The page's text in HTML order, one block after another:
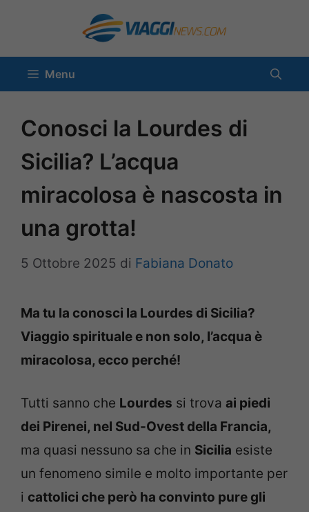
contenuto
Menu
Conosci la Lourdes di
Sicilia? L’acqua
miracolosa è nascosta in
una grotta!
5 Ottobre 2025 di Fabiana Donato
Ma tu la conosci la Lourdes di Sicilia?
Viaggio spirituale e non solo, l’acqua è
miracolosa, ecco perché!
Tutti sanno che Lourdes si trova ai piedi
dei Pirenei, nel Sud-Ovest della Francia,
ma quasi nessuno sa che in Sicilia esiste
un fenomeno simile e molto importante per
i cattolici che però ha convinto pure gli